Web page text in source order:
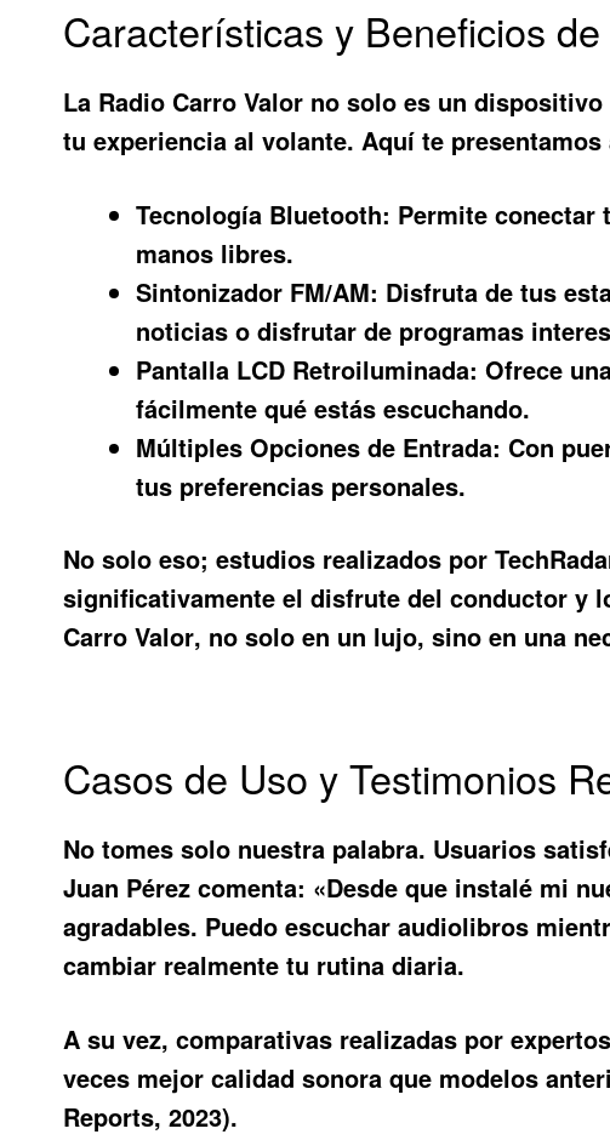
Características y Beneficios
La Radio Carro Valor no solo es un
tu experiencia al volante. Aquí te
Tecnología Bluetooth: Permite conectar
manos libres.
Sintonizador FM/AM: Disfruta de tus
noticias o disfrutar de programas
Pantalla LCD Retroiluminada: Ofrece
fácilmente qué estás escuchando.
Múltiples Opciones de Entrada: Con
tus preferencias personales.
No solo eso; estudios realizados por
significativamente el disfrute del conductor y
Carro Valor, no solo en un lujo, sino en una
Casos de Uso y Testimonios
No tomes solo nuestra palabra. Usuarios
Juan Pérez comenta: «Desde que instalé mi
agradables. Puedo escuchar audiolibros
cambiar realmente tu rutina diaria.
A su vez, comparativas realizadas por
veces mejor calidad sonora que modelos
Reports, 2023).